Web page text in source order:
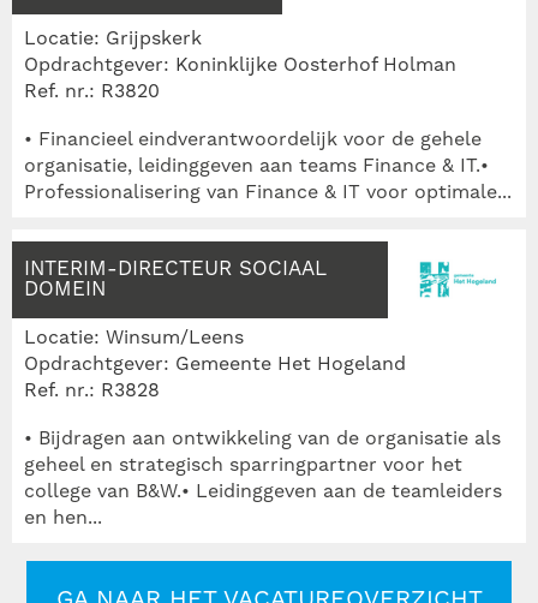
Locatie: Grijpskerk
Opdrachtgever: Koninklijke Oosterhof Holman
Ref. nr.: R3820
• Financieel eindverantwoordelijk voor de gehele
organisatie, leidinggeven aan teams Finance & IT.•
Professionalisering van Finance & IT voor optimale...
INTERIM-DIRECTEUR SOCIAAL
DOMEIN
Locatie: Winsum/Leens
Opdrachtgever: Gemeente Het Hogeland
Ref. nr.: R3828
• Bijdragen aan ontwikkeling van de organisatie als
geheel en strategisch sparringpartner voor het
college van B&W.• Leidinggeven aan de teamleiders
en hen...